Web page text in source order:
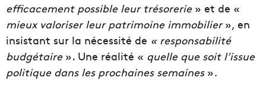
efficacement possible leur trésorerie» et de «
mieux valoriser leur patrimoine immobilier», en
insistant sur la nécessité de « responsabilité
budgétaire ». Une réalité « quelle que soit l’issue
politique dans les prochaines semaines ».